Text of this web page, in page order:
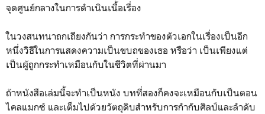
จุดศูนย์กลางในการดำเนินเนื้อเรื่อง
ในวงสนทนาถกเถียงกันว่า การกระทำของตัวเอกในเรื่องเป็นอีก
หนึ่งวิธีในการแสดงความเป็นขบถของเธอ หรือว่า เป็นเพียงแต่
เป็นผู้ถูกกระทำเหมือนกับในชีวิตที่ผ่านมา
ถ้าหนังสือเล่มนี้จะทำเป็นหนัง บทที่สองก็คงจะเหมือนกับเป็นตอน
ไคลแมกซ์ และเต็มไปด้วยวัตถุดิบสำหรับการกำกับศิลป์และลำดับ